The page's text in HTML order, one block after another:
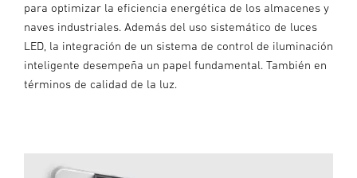
para optimizar la eficiencia energética de los almacenes y
naves industriales. Además del uso sistemático de luces
LED, la integración de un sistema de control de iluminación
inteligente desempeña un papel fundamental. También en
términos de calidad de la luz.